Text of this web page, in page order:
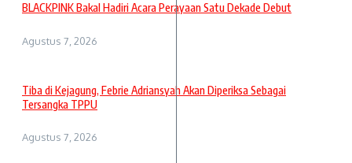
BLACKPINK Bakal Hadiri Acara Perayaan Satu Dekade Debut
Agustus 7, 2026
Tiba di Kejagung, Febrie Adriansyah Akan Diperiksa Sebagai
Tersangka TPPU
Agustus 7, 2026